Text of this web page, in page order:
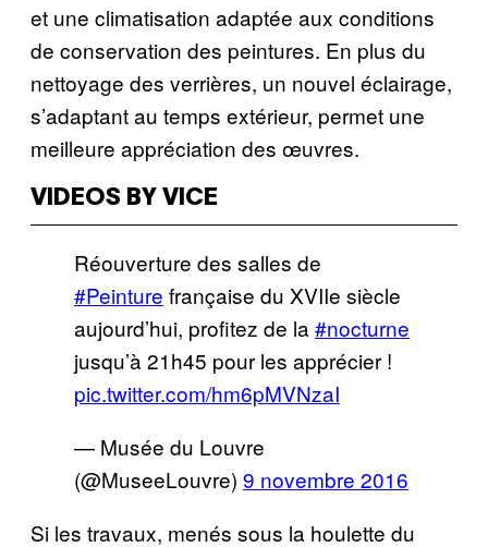
et une climatisation adaptée aux conditions
de conservation des peintures. En plus du
nettoyage des verrières, un nouvel éclairage,
s’adaptant au temps extérieur, permet une
meilleure appréciation des œuvres.
VIDEOS BY VICE
Réouverture des salles de
#Peinture française du XVIIe siècle
aujourd’hui, profitez de la #nocturne
jusqu’à 21h45 pour les apprécier !
pic.twitter.com/hm6pMVNzaI
— Musée du Louvre
(@MuseeLouvre) 9 novembre 2016
Si les travaux, menés sous la houlette du